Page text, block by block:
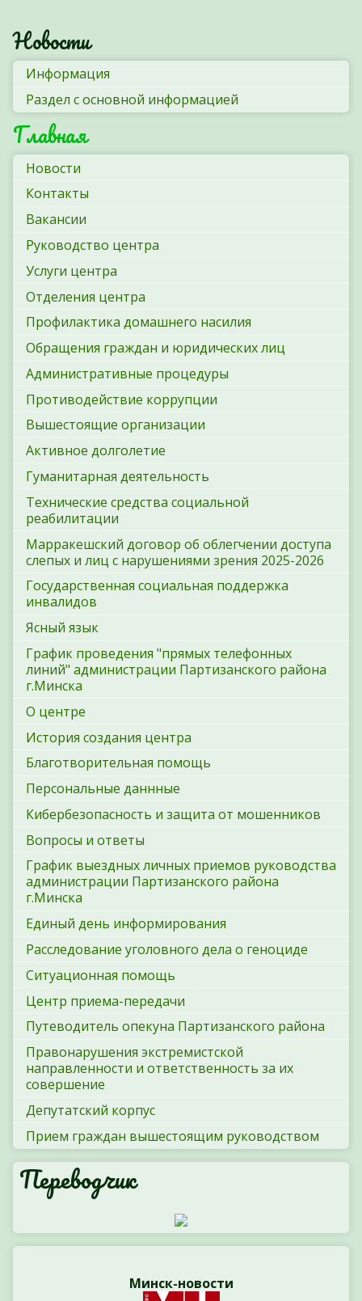
Новости
Информация
Раздел с основной информацией
Главная
Новости
Контакты
Вакансии
Руководство центра
Услуги центра
Отделения центра
Профилактика домашнего насилия
Обращения граждан и юридических лиц
Административные процедуры
Противодействие коррупции
Вышестоящие организации
Активное долголетие
Гуманитарная деятельность
Технические средства социальной
реабилитации
Марракешский договор об облегчении доступа
слепых и лиц с нарушениями зрения 2025-2026
Государственная социальная поддержка
инвалидов
Ясный язык
График проведения "прямых телефонных
линий" администрации Партизанского района
г.Минска
О центре
История создания центра
Благотворительная помощь
Персональные даннные
Кибербезопасность и защита от мошенников
Вопросы и ответы
График выездных личных приемов руководства
администрации Партизанского района
г.Минска
Единый день информирования
Расследование уголовного дела о геноциде
Ситуационная помощь
Центр приема-передачи
Путеводитель опекуна Партизанского района
Правонарушения экстремистской
направленности и ответственность за их
совершение
Депутатский корпус
Прием граждан вышестоящим руководством
Переводчик
Минск-новости